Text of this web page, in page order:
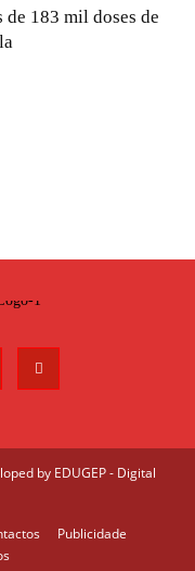
de 183 mil doses de
by EDUGEP - Digital
Publicidade